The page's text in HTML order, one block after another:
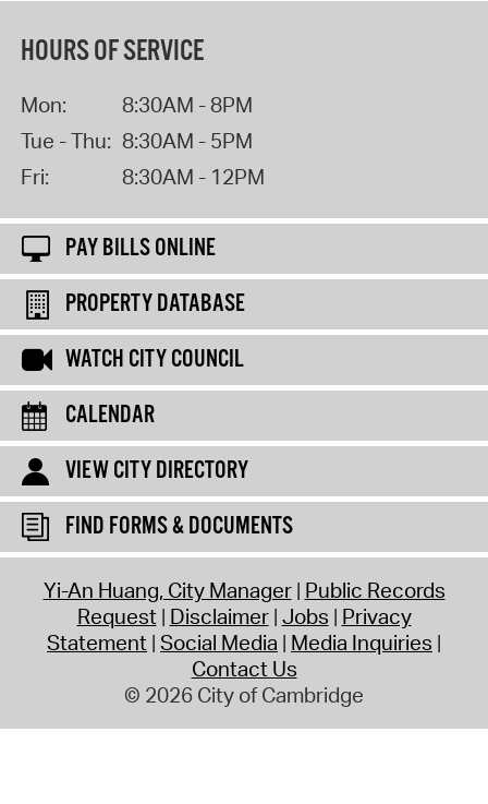
HOURS OF SERVICE
Mon:
8:30AM - 8PM
Tue - Thu: 8:30AM - 5PM
Fri:
8:30AM - 12PM
PAY BILLS ONLINE
PROPERTY DATABASE
WATCH CITY COUNCIL
CALENDAR
VIEW CITY DIRECTORY
FIND FORMS & DOCUMENTS
Yi-An Huang, City Manager Public Records
Request Disclaimer Jobs Privacy
Statement Social Media Media Inquiries
Contact Us
© 2026 City of Cambridge